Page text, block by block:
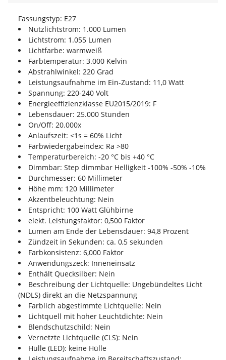
Fassungstyp: E27
Nutzlichtstrom: 1.000 Lumen
Lichtstrom: 1.055 Lumen
Lichtfarbe: warmweiß
Farbtemperatur: 3.000 Kelvin
Abstrahlwinkel: 220 Grad
Leistungsaufnahme im Ein-Zustand: 11,0 Watt
Spannung: 220-240 Volt
Energieeffizienzklasse EU2015/2019: F
Lebensdauer: 25.000 Stunden
On/Off: 20.000x
Anlaufszeit: <1s = 60% Licht
Farbwiedergabeindex: Ra >80
Temperaturbereich: -20 °C bis +40 °C
Dimmbar: Step dimmbar Helligkeit -100% -50% -10%
Durchmesser: 60 Millimeter
Höhe mm: 120 Millimeter
Akzentbeleuchtung: Nein
Entspricht: 100 Watt Glühbirne
elekt. Leistungsfaktor: 0,500 Faktor
Lumen am Ende der Lebensdauer: 94,8 Prozent
Zündzeit in Sekunden: ca. 0,5 sekunden
Farbkonsistenz: 6,000 Faktor
Anwendungszeck: Inneneinsatz
Enthält Quecksilber: Nein
Beschreibung der Lichtquelle: Ungebündeltes Licht
(NDLS) direkt an die Netzspannung
Farblich abgestimmte Lichtquelle: Nein
Lichtquell mit hoher Leuchtdichte: Nein
Blendschutzschild: Nein
Vernetzte Lichtquelle (CLS): Nein
Hülle (LED): keine Hülle